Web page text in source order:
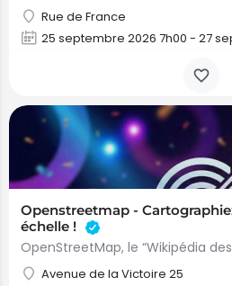
Rue de France
25 septembre 2026 7h00 - 27
Openstreetmap -
échelle !
Avenue de la Victoire 25